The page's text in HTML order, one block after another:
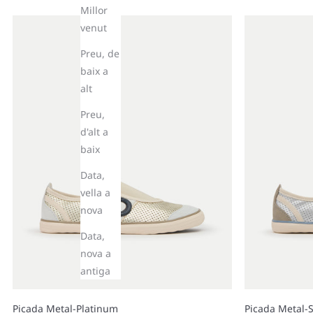
Millor
venut
Preu, de
baix a
alt
Preu,
d'alt a
baix
Data,
vella a
nova
Data,
nova a
antiga
Picada Metal-Platinum
Picada Metal-